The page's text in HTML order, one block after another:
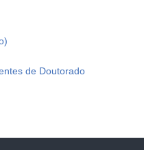
de Doutorado